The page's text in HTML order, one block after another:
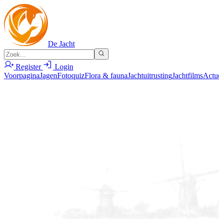
De Jacht
Register
Login
VoorpaginaJagenFotoquizFlora & faunaJachtuitrustingJachtfilms